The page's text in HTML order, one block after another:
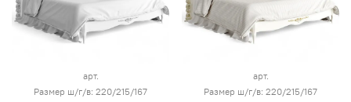
арт.
Размер ш/г/в: 220/215/167
арт.
Размер ш/г/в: 220/215/167